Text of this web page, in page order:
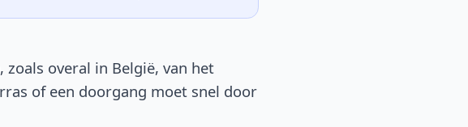
overal in België, van het
of een doorgang moet snel door